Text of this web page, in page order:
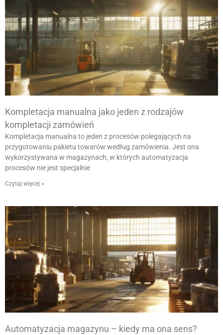
Kompletacja manualna jako jeden z rodzajów
kompletacji zamówień
Kompletacja manualna to jeden z procesów polegających na
przygotowaniu pakietu towarów według zamówienia. Jest ona
wykorzystywana w magazynach, w których automatyzacja
procesów nie jest specjalnie
Czytaj więcej »
Automatyzacja magazynu – kiedy ma ona sens?